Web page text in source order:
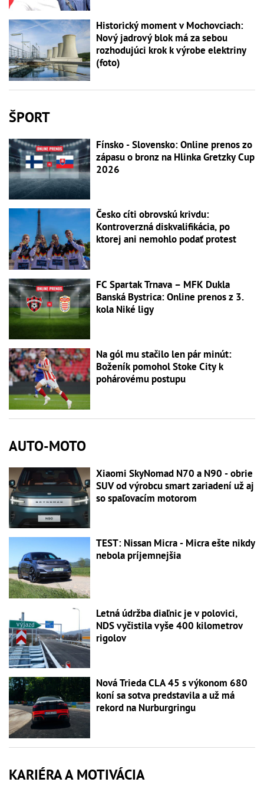
Historický moment v Mochovciach:
Nový jadrový blok má za sebou
rozhodujúci krok k výrobe elektriny
(foto)
ŠPORT
Fínsko - Slovensko: Online prenos zo
zápasu o bronz na Hlinka Gretzky Cup
2026
Česko cíti obrovskú krivdu:
Kontroverzná diskvalifikácia, po
ktorej ani nemohlo podať protest
FC Spartak Trnava – MFK Dukla
Banská Bystrica: Online prenos z 3.
kola Niké ligy
Na gól mu stačilo len pár minút:
Boženík pomohol Stoke City k
pohárovému postupu
AUTO-MOTO
Xiaomi SkyNomad N70 a N90 - obrie
SUV od výrobcu smart zariadení už aj
so spaľovacím motorom
TEST: Nissan Micra - Micra ešte nikdy
nebola príjemnejšia
Letná údržba diaľnic je v polovici,
NDS vyčistila vyše 400 kilometrov
rigolov
Nová Trieda CLA 45 s výkonom 680
koní sa sotva predstavila a už má
rekord na Nurburgringu
KARIÉRA A MOTIVÁCIA